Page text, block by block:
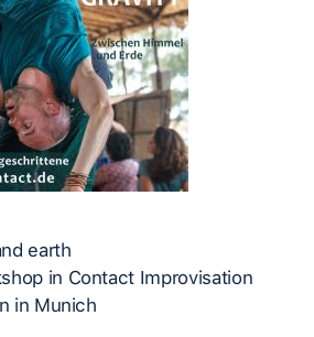
earth
in Contact Improvisation
in Munich